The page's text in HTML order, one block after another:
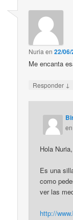
Nuria en22/
Me encanta
Responder ↓
Hola Nuria,
Es una
como
ver las
http://